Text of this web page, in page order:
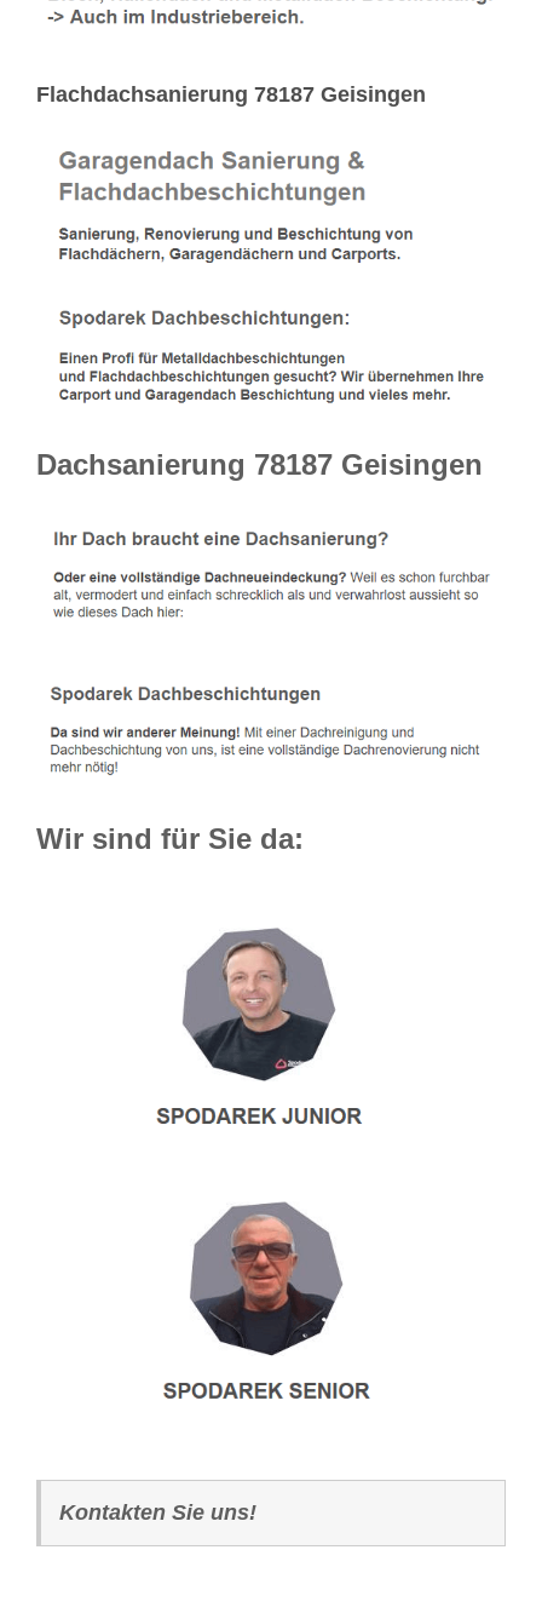
Flachdachsanierung 78187 Geisingen
Dachsanierung 78187 Geisingen
Wir sind für Sie da:
Kontakten Sie uns!